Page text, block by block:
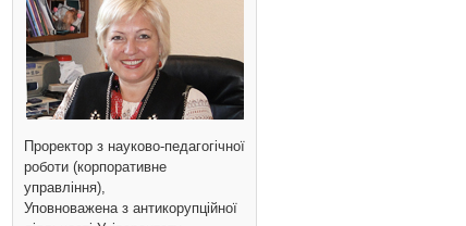
Проректор з науково-педагогічної
роботи (корпоративне
управління),
Уповноважена з антикорупційної